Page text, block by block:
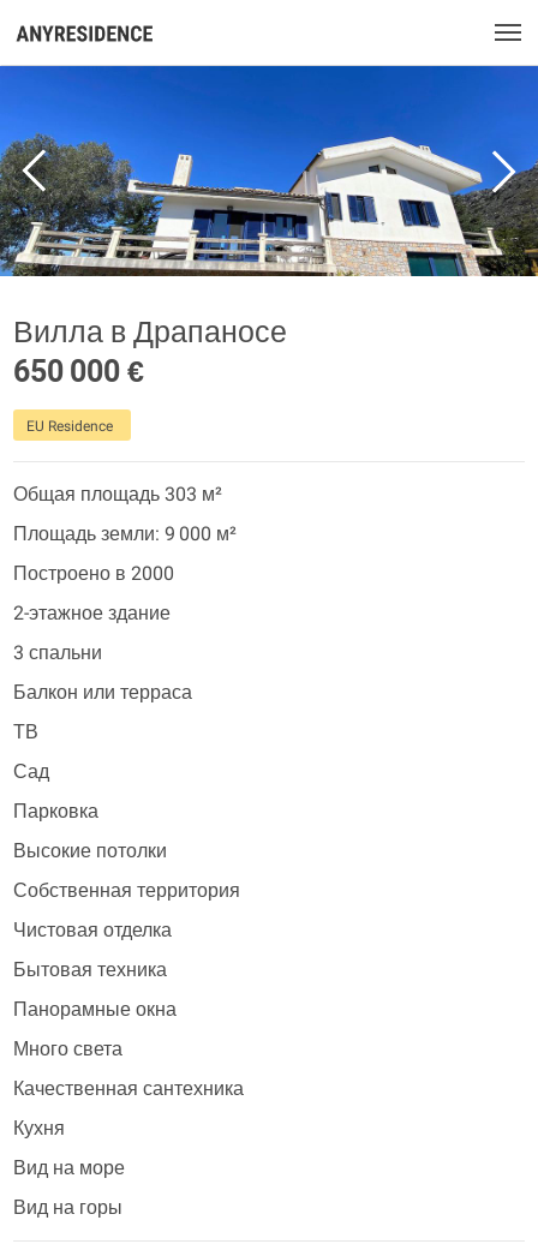
Вилла в Драпаносе
650 000 €
EU Residence
Общая площадь 303 м²
Площадь земли: 9 000 м²
Построено в 2000
2-этажное здание
3 спальни
Балкон или терраса
ТВ
Сад
Парковка
Высокие потолки
Собственная территория
Чистовая отделка
Бытовая техника
Панорамные окна
Много света
Качественная сантехника
Кухня
Вид на море
Вид на горы